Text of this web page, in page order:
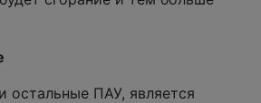
остальные ПАУ, является